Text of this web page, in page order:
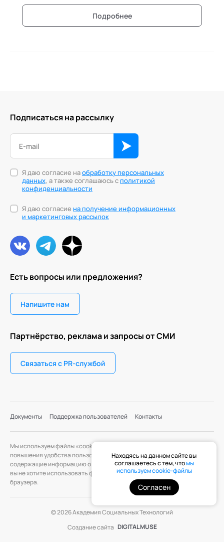
Подробнее
Есть вопросы или предложения?
Напишите нам
Партнёрство, реклама и запросы от СМИ
Связаться с PR-службой
Подписаться на рассылку
Я даю согласие наобработку персональных
данных, а также соглашаюсь сполитикой
конфиденциальности
Я даю согласие на получение информационных
и маркетинговых рассылок
Документы Поддержка пользователей Контакты
Мы используем файлы «cookie» с целью персонализации сервисов и
повышения удобства пользования веб-сайтом. «Cookie» — файлы,
содержащие информацию о предыдущих посещениях веб-сайта. Если
вы не хотите использовать файлы «cookie», измените настройки
браузера.
© 2026 Академия Социальных Технологий
Создание сайта DIGITAL MUSE
Находясь на данном сайте вы
соглашаетесь с тем, чтомы
используем cookie-файлы
Согласен